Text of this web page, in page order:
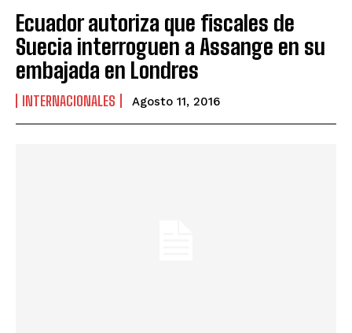
Ecuador autoriza que fiscales de
Suecia interroguen a Assange en su
embajada en Londres
INTERNACIONALES Agosto 11, 2016